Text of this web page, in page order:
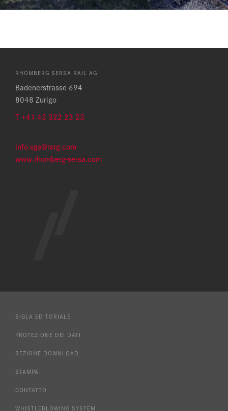
RHOMBERG SERSA RAIL AG
Badenerstrasse 694
8048 Zurigo
T +41 43 322 23 23
info.sgs@rsrg.com
www.rhomberg-sersa.com
SIGLA EDITORIALE
PROTEZIONE DEI DATI
SEZIONE DOWNLOAD
STAMPA
CONTATTO
WHISTLEBLOWING SYSTEM